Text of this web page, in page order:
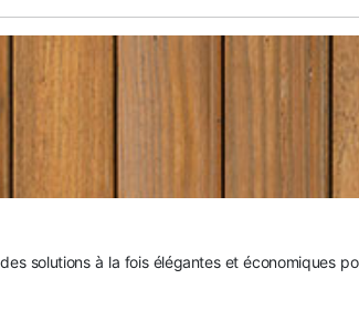
solutions à la fois élégantes et économiques